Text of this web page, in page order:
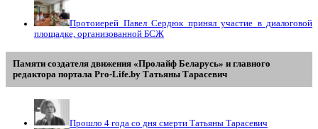
Протоиерей Павел Сердюк принял участие в диалоговой
площадке, организованной БСЖ
Памяти создателя движения «Пролайф Беларусь» и главного
редактора портала Pro-Life.by Tатьяны Tарасевич
Прошло 4 года со дня смерти Татьяны Тарасевич